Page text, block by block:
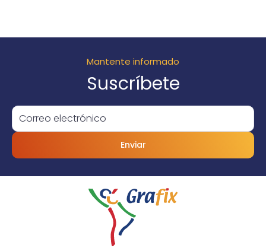
Mantente informado
Suscríbete
Enviar